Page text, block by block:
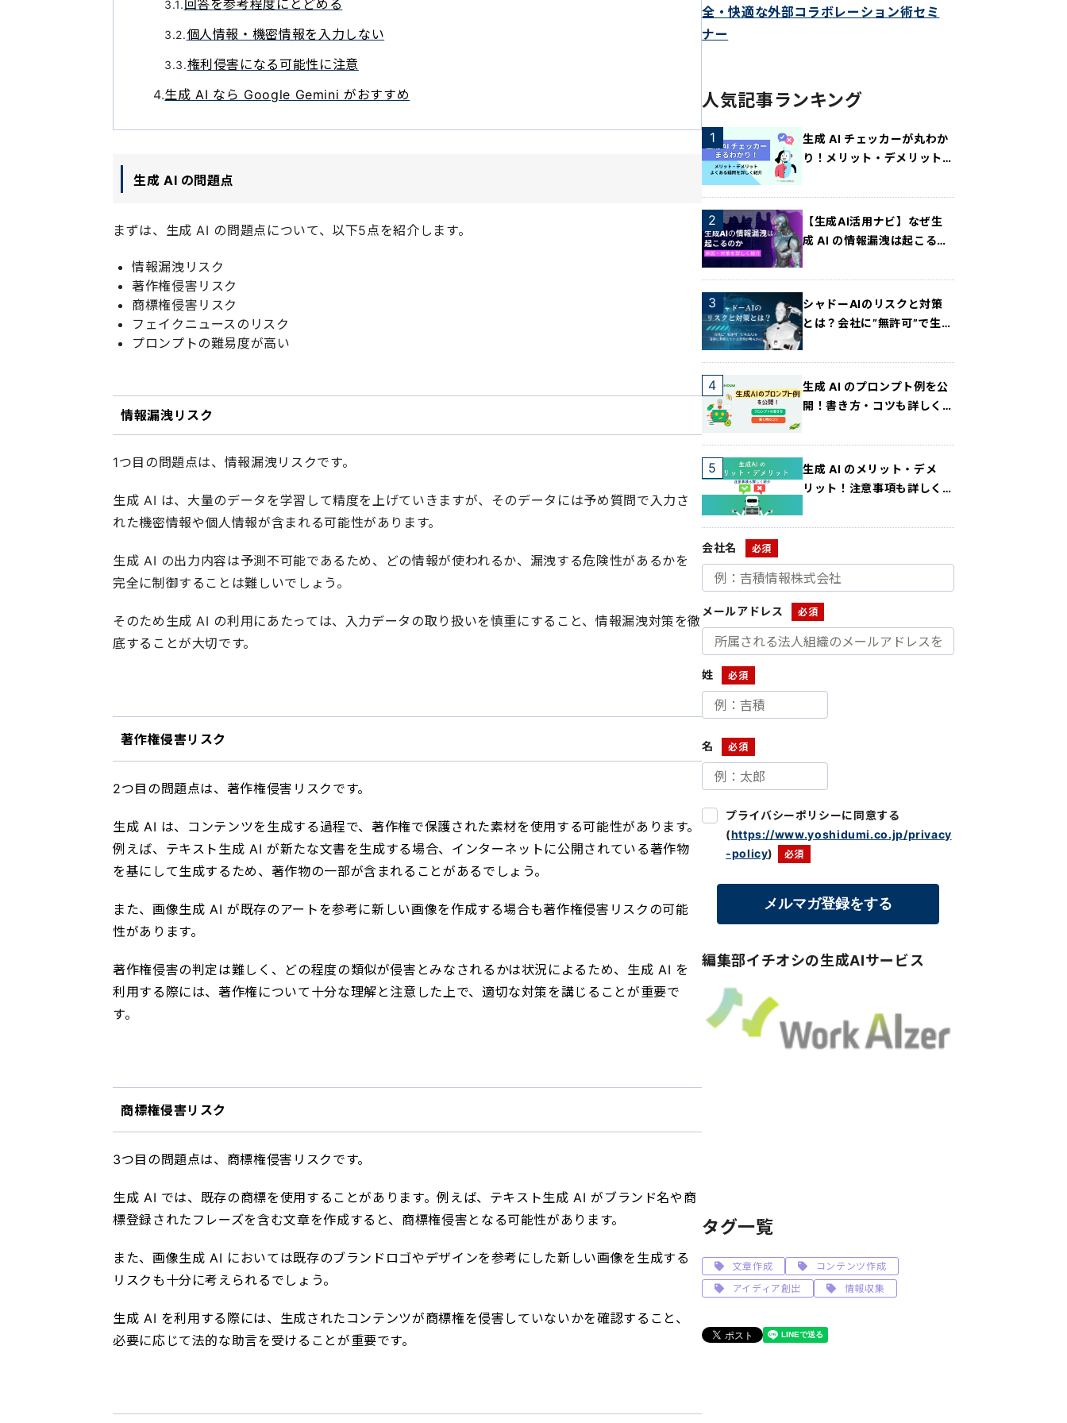
回答を参考程度にとどめる
個人情報・機密情報を入力しない
権利侵害になる可能性に注意
生成 AI なら Google Gemini がおすすめ
生成 AI の問題点
まずは、生成 AI の問題点について、以下5点を紹介します。
情報漏洩リスク
著作権侵害リスク
商標権侵害リスク
フェイクニュースのリスク
プロンプトの難易度が高い
情報漏洩リスク
1つ目の問題点は、情報漏洩リスクです。
生成 AI は、大量のデータを学習して精度を上げていきますが、そのデータには予め質問で入力さ
れた機密情報や個人情報が含まれる可能性があります。
生成 AI の出力内容は予測不可能であるため、どの情報が使われるか、漏洩する危険性があるかを
完全に制御することは難しいでしょう。
そのため生成 AI の利用にあたっては、入力データの取り扱いを慎重にすること、情報漏洩対策を徹
底することが大切です。
著作権侵害リスク
2つ目の問題点は、著作権侵害リスクです。
生成 AI は、コンテンツを生成する過程で、著作権で保護された素材を使用する可能性があります。
例えば、テキスト生成 AI が新たな文書を生成する場合、インターネットに公開されている著作物
を基にして生成するため、著作物の一部が含まれることがあるでしょう。
また、画像生成 AI が既存のアートを参考に新しい画像を作成する場合も著作権侵害リスクの可能
性があります。
著作権侵害の判定は難しく、どの程度の類似が侵害とみなされるかは状況によるため、生成 AI を
利用する際には、著作権について十分な理解と注意した上で、適切な対策を講じることが重要で
す。
商標権侵害リスク
3つ目の問題点は、商標権侵害リスクです。
生成 AI では、既存の商標を使用することがあります。例えば、テキスト生成 AI がブランド名や商
標登録されたフレーズを含む文章を作成すると、商標権侵害となる可能性があります。
また、画像生成 AI においては既存のブランドロゴやデザインを参考にした新しい画像を生成する
リスクも十分に考えられるでしょう。
生成 AI を利用する際には、生成されたコンテンツが商標権を侵害していないかを確認すること、
必要に応じて法的な助言を受けることが重要です。
全・快適な外部コラボレーション術セミ
ナー
人気記事ランキング
生成 AI チェッカーが丸わか
り！メリット・デメリット・
【生成AI活用ナビ】なぜ生
成 AI の情報漏洩は起こるの
介！
シャドーAIのリスクと対策
とは？会社に”無許可”で生成
態が明らかに
生成 AI のプロンプト例を公
開！書き方・コツも詳しく紹
生成 AI のメリット・デメ
リット！注意事項も詳しく紹
会社名
メールアドレス
姓
名
プライバシーポリシーに同意する
(https://www.yoshidumi.co.jp/privacy
-policy)
編集部イチオシの生成AIサービス
タグ一覧
文章作成
コンテンツ作成
アイディア創出
情報収集